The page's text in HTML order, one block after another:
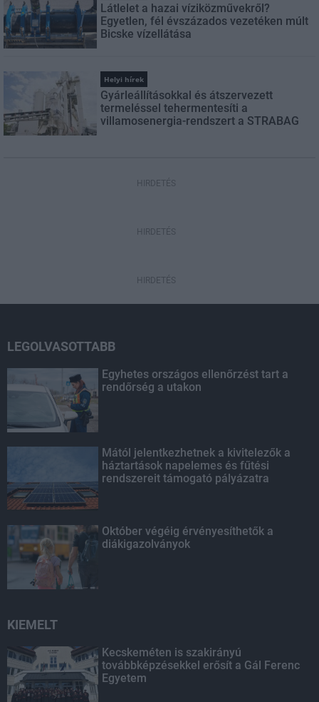
Látlelet a hazai víziközművekről?
Egyetlen, fél évszázados vezetéken múlt
Bicske vízellátása
Helyi hírek
Gyárleállításokkal és átszervezett
termeléssel tehermentesíti a
villamosenergia-rendszert a STRABAG
HIRDETÉS
HIRDETÉS
HIRDETÉS
LEGOLVASOTTABB
Egyhetes országos ellenőrzést tart a
rendőrség a utakon
Mától jelentkezhetnek a kivitelezők a
háztartások napelemes és fűtési
rendszereit támogató pályázatra
Október végéig érvényesíthetők a
diákigazolványok
KIEMELT
Kecskeméten is szakirányú
továbbképzésekkel erősít a Gál Ferenc
Egyetem